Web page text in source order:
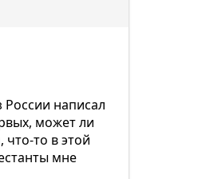
России написал
может ли
что-то в этой
мне